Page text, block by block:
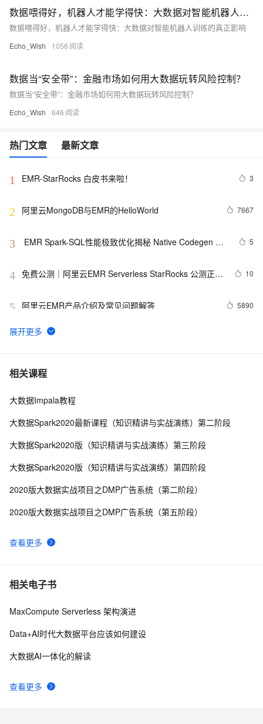
数据喂得好，机器人才能学得快：大数据对智能机器人训练的真正影响
数据喂得好，机器人才能学得快：大数据对智能机器人训练的真正影响
Echo_Wish 1056
数据当“安全带”：金融市场如何用大数据玩转风险控制？
数据当“安全带”：金融市场如何用大数据玩转风险控制？
Echo_Wish 646
热门文章 最新文章
1 EMR-StarRocks 白皮书来啦！ 3
2 阿里云MongoDB与EMR的HelloWorld 7667
3
EMR Spark-SQL性能极致优化揭秘 Native Codegen
5
4 免费公测｜阿里云EMR Serverless StarRocks 公测正式
10
5 阿里云EMR产品介绍及常见问题解答 5890
6 紧跟科技步伐！全面剖析 助力云上Hadoop-EMR新特性
7 百观科技基于阿里云 EMR 的数据湖实践分享
8 EMR 弹性数据湖分析最佳实践
DolphinScheduler
10阿里云全托管flink-vvp平台hudi connector实践（基于emr
相关课程
查看更多
大数据Impala教程
大数据Spark2020最新课程（知识精讲与实战演练）第二阶段
大数据Spark2020版（知识精讲与实战演练）第三阶段
大数据Spark2020版（知识精讲与实战演练）第四阶段
2020版大数据实战项目之DMP广告系统（第二阶段）
2020版大数据实战项目之DMP广告系统（第五阶段）
相关电子书
查看更多
MaxCompute Serverless 架构演进
Data+AI时代大数据平台应该如何建设
大数据AI一体化的解读